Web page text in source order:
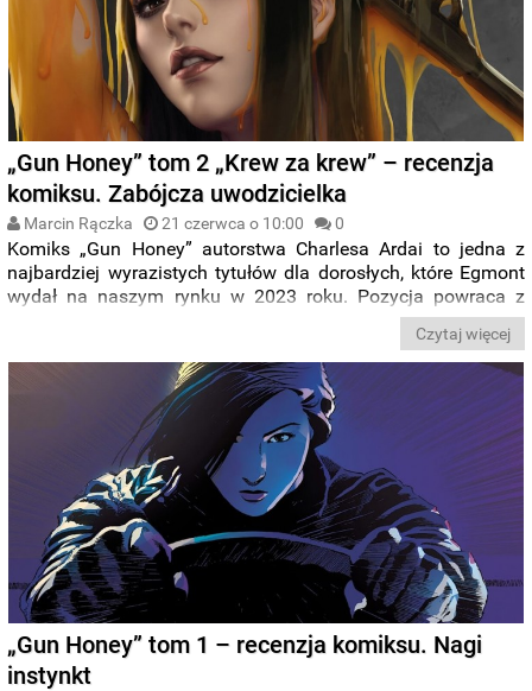
„Gun Honey” tom 2 „Krew za krew” – recenzja
komiksu. Zabójcza uwodzicielka
Marcin Rączka 21 czerwca o 10:00 0
Komiks „Gun Honey” autorstwa Charlesa Ardai to jedna z
najbardziej wyrazistych tytułów dla dorosłych, które Egmont
wydał na naszym rynku w 2023 roku. Pozycja powraca z
drugim tomem pt. „Krew za krew” i nadal ma w sobie
Czytaj więcej
„Gun Honey” tom 1 – recenzja komiksu. Nagi
instynkt